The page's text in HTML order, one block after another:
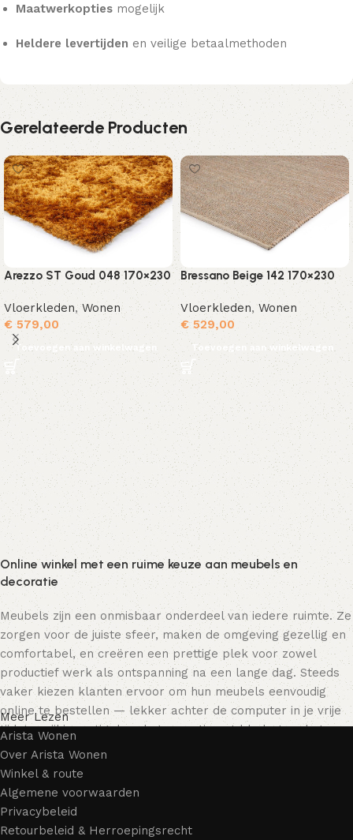
Maatwerkopties mogelijk
Heldere levertijden en veilige betaalmethoden
Gerelateerde Producten
Arezzo ST Goud 048 170×230
Vloerkleden,Wonen
€579,00
Toevoegen aan winkelwagen
Bressano Beige 142 170×230
Vloerkleden,Wonen
€529,00
Toevoegen aan winkelwagen
Online winkel met een ruime keuze aan meubels en
decoratie
Meubels zijn een onmisbaar onderdeel van iedere ruimte. Ze
zorgen voor de juiste sfeer, maken de omgeving gezellig en
comfortabel, en creëren een prettige plek voor zowel
productief werk als ontspanning na een lange dag. Steeds
vaker kiezen klanten ervoor om hun meubels eenvoudig
online te bestellen — lekker achter de computer in je vrije
tijd, terwijl je rustig door het assortiment bladert en het
meubelstuk kiest dat bij je past. Onze online winkel biedt
een uitgebreide catalogus met meubels voor zowel thuis als
kantoor.
Meubelproductie is een moderne vorm van kunst
Meer Lezen
Arista Wonen
Over Arista Wonen
Winkel & route
Algemene voorwaarden
Privacybeleid
Retourbeleid & Herroepingsrecht